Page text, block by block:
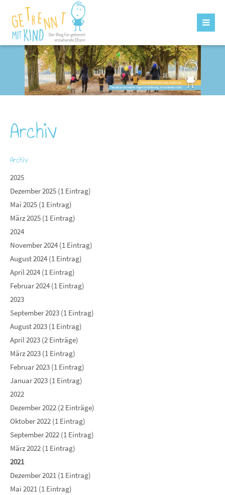
Archiv
Archiv
2025
Dezember 2025 (1 Eintrag)
Mai 2025 (1 Eintrag)
März 2025 (1 Eintrag)
2024
November 2024 (1 Eintrag)
August 2024 (1 Eintrag)
April 2024 (1 Eintrag)
Februar 2024 (1 Eintrag)
2023
September 2023 (1 Eintrag)
August 2023 (1 Eintrag)
April 2023 (2 Einträge)
März 2023 (1 Eintrag)
Februar 2023 (1 Eintrag)
Januar 2023 (1 Eintrag)
2022
Dezember 2022 (2 Einträge)
Oktober 2022 (1 Eintrag)
September 2022 (1 Eintrag)
März 2022 (1 Eintrag)
2021
Dezember 2021 (1 Eintrag)
Mai 2021 (1 Eintrag)